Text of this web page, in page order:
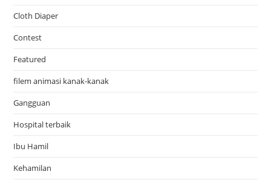
Cloth Diaper
Contest
Featured
filem animasi kanak-kanak
Gangguan
Hospital terbaik
Ibu Hamil
Kehamilan